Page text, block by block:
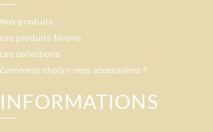
Nos produits
Les produits favoris
Les collections
Comment choisir mes accessoires ?
INFORMATIONS